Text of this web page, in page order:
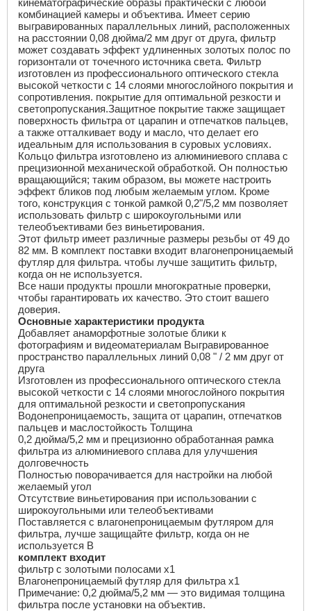
комбинацией камеры и объектива. Имеет серию
выгравированных параллельных линий, расположенных
на расстоянии 0,08 дюйма/2 мм друг от друга, фильтр
может создавать эффект удлиненных золотых полос по
горизонтали от точечного источника света. Фильтр
изготовлен из профессионального оптического стекла
высокой четкости с 14 слоями многослойного покрытия и
сопротивления. покрытие для оптимальной резкости и
светопропускания.Защитное покрытие также защищает
поверхность фильтра от царапин и отпечатков пальцев,
а также отталкивает воду и масло, что делает его
идеальным для использования в суровых условиях.
Кольцо фильтра изготовлено из алюминиевого сплава с
прецизионной механической обработкой. Он полностью
вращающийся; таким образом, вы можете настроить
эффект бликов под любым желаемым углом. Кроме
того, конструкция с тонкой рамкой 0,2"/5,2 мм позволяет
использовать фильтр с широкоугольными или
телеобъективами без виньетирования.
Этот фильтр имеет различные размеры резьбы от 49 до
82 мм. В комплект поставки входит влагонепроницаемый
футляр для фильтра. чтобы лучше защитить фильтр,
когда он не используется.
Все наши продукты прошли многократные проверки,
чтобы гарантировать их качество. Это стоит вашего
доверия.
Основные характеристики продукта
Добавляет анаморфотные золотые блики к
фотографиям и видеоматериалам Выгравированное
пространство параллельных линий 0,08 " / 2 мм друг от
друга
Изготовлен из профессионального оптического стекла
высокой четкости с 14 слоями многослойного покрытия
для оптимальной резкости и светопропускания
Водонепроницаемость, защита от царапин, отпечатков
пальцев и маслостойкость Толщина
0,2 дюйма/5,2 мм и прецизионно обработанная рамка
фильтра из алюминиевого сплава для улучшения
долговечность
Полностью поворачивается для настройки на любой
желаемый угол
Отсутствие виньетирования при использовании с
широкоугольными или телеобъективами
Поставляется с влагонепроницаемым футляром для
фильтра, лучше защищайте фильтр, когда он не
используется В
комплект входит
фильтр с золотыми полосами x1
Влагонепроницаемый футляр для фильтра x1
Примечание: 0,2 дюйма/5,2 мм — это видимая толщина
фильтра после установки на объектив.